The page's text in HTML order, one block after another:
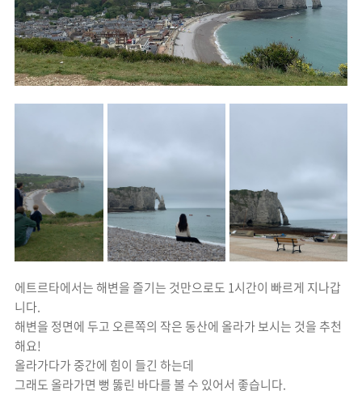
에트르타에서는 해변을 즐기는 것만으로도 1시간이 빠르게 지나갑
니다.
해변을 정면에 두고 오른쪽의 작은 동산에 올라가 보시는 것을 추천
해요!
올라가다가 중간에 힘이 들긴 하는데
그래도 올라가면 뻥 뚫린 바다를 볼 수 있어서 좋습니다.